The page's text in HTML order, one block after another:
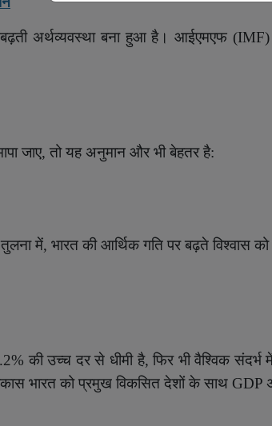
अर्थव्यवस्था बना हुआ है। आईएमएफ (IMF
जाए, तो यह अनुमान और भी बेहतर है:
में, भारत की आर्थिक गति पर बढ़ते विश्वास
की उच्च दर से धीमी है,फिर भी वैश्विक
भारत को प्रमुख विकसित देशों के साथ GDP